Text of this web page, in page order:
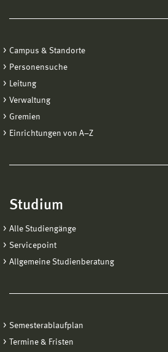
Campus & Standorte
Personensuche
Leitung
Verwaltung
Gremien
Einrichtungen von A−Z
Studium
Alle Studiengänge
Servicepoint
Allgemeine Studienberatung
Semesterablaufplan
Termine & Fristen